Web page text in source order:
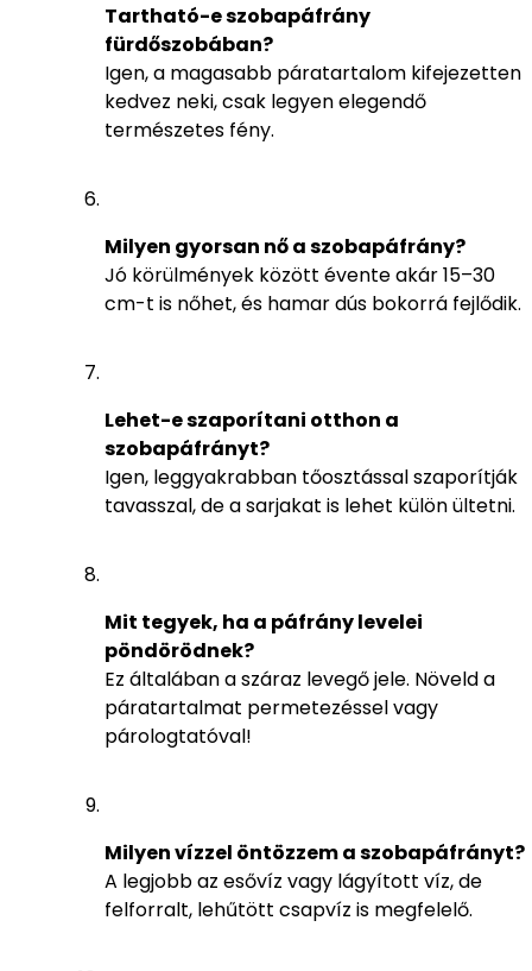
Tartható-e szobapáfrány
fürdőszobában?
Igen, a magasabb páratartalom kifejezetten
kedvez neki, csak legyen elegendő
természetes fény.
Milyen gyorsan nő a szobapáfrány?
Jó körülmények között évente akár 15–30
cm-t is nőhet, és hamar dús bokorrá fejlődik.
Lehet-e szaporítani otthon a
szobapáfrányt?
Igen, leggyakrabban tőosztással szaporítják
tavasszal, de a sarjakat is lehet külön ültetni.
Mit tegyek, ha a páfrány levelei
pöndörödnek?
Ez általában a száraz levegő jele. Növeld a
páratartalmat permetezéssel vagy
párologtatóval!
Milyen vízzel öntözzem a szobapáfrányt?
A legjobb az esővíz vagy lágyított víz, de
felforralt, lehűtött csapvíz is megfelelő.